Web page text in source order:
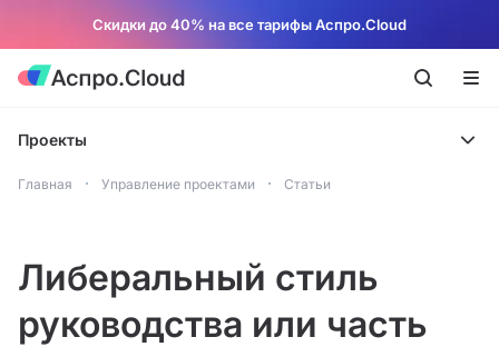
Скидки до 40% на все тарифы Аспро.Cloud
Проекты
Главная Управление проектами Статьи
Либеральный стиль
руководства или часть